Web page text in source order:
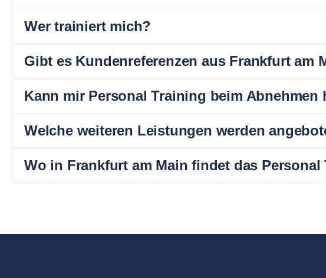
Wer trainiert mich?
Gibt es Kundenreferenzen aus Frankfurt am
Kann mir Personal Training beim Abnehmen
Welche weiteren Leistungen werden
Wo in Frankfurt am Main findet das